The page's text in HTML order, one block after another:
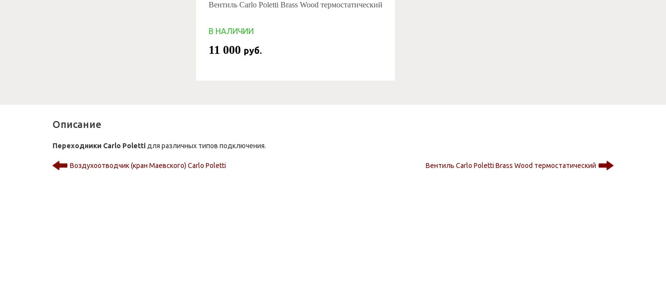
Вентиль Carlo Poletti Brass Wood термостатический
В НАЛИЧИИ
11 000 руб.
Описание
Переходники Carlo Polettiдля различных типов подключения.
Воздухоотводчик (кран Маевского) Carlo Poletti Вентиль Carlo Poletti Brass Wood термостатический